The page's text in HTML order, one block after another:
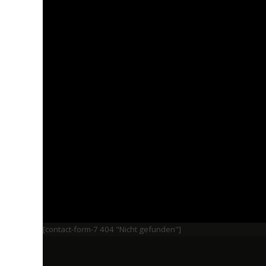
[contact-form-7 404 "Nicht gefunden"]